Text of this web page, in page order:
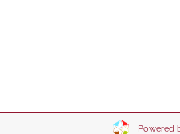
Powered